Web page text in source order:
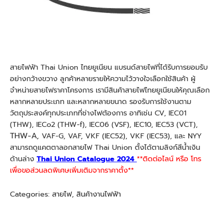
สายไฟฟ้า Thai Union ไทยยูเนียน แบรนด์สายไฟที่ได้รับการยอมรับ
อย่างกว้างขวาง ลูกค้าหลายรายให้ความไว้วางใจเลือกใช้สินค้า ผู้
จำหน่ายสายไฟราคาโครงการ เรามีสินค้าสายไฟไทยยูเนียนให้คุณเลือก
หลากหลายประเภท และหลากหลายขนาด รองรับการใช้งานตาม
วัตถุประสงค์ทุกประเภทที่ช่างไฟต้องการ อาทิเช่น CV, IEC01
(THW), IECo2 (THW-f), IEC06 (VSF), IEC10, IEC53 (VCT),
THW-A, VAF-G, VAF, VKF (IEC52), VKF (IEC53), และ NYY
สามารถดูแคตตาลอกสายไฟ Thai Union ตั้งได้ตามลิงก์สีน้ำเงิน
ด้านล่าง Thai Union Catalogue 2024 **ติดต่อไลน์ หรือ โทร
เพื่อขอส่วนลดพิเศษเพิ่มเติมจากราคาตั้ง**
Categories: สายไฟ, สินค้างานไฟฟ้า